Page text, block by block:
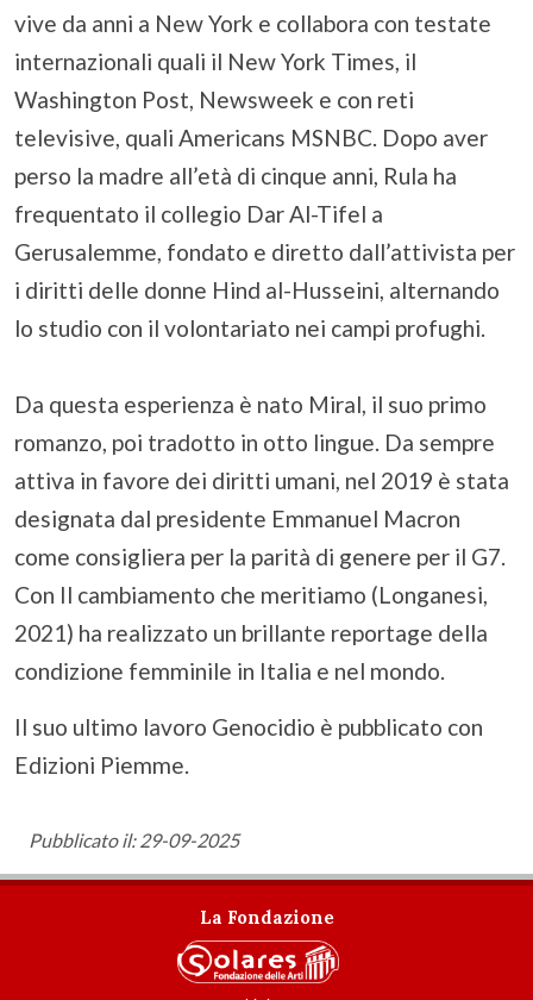
vive da anni a New York e collabora con testate
internazionali quali il New York Times, il
Washington Post, Newsweek e con reti
televisive, quali Americans MSNBC. Dopo aver
perso la madre all’età di cinque anni, Rula ha
frequentato il collegio Dar Al-Tifel a
Gerusalemme, fondato e diretto dall’attivista per
i diritti delle donne Hind al-Husseini, alternando
lo studio con il volontariato nei campi profughi.
Da questa esperienza è nato Miral, il suo primo
romanzo, poi tradotto in otto lingue. Da sempre
attiva in favore dei diritti umani, nel 2019 è stata
designata dal presidente Emmanuel Macron
come consigliera per la parità di genere per il G7.
Con Il cambiamento che meritiamo (Longanesi,
2021) ha realizzato un brillante reportage della
condizione femminile in Italia e nel mondo.
Il suo ultimo lavoro Genocidio è pubblicato con
Edizioni Piemme.
Pubblicato il: 29-09-2025
La Fondazione